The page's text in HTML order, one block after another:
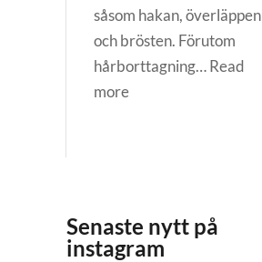
såsom hakan, överläppen
och brösten. Förutom
hårborttagning…Read
more:
behövs?
Senaste nytt på
instagram